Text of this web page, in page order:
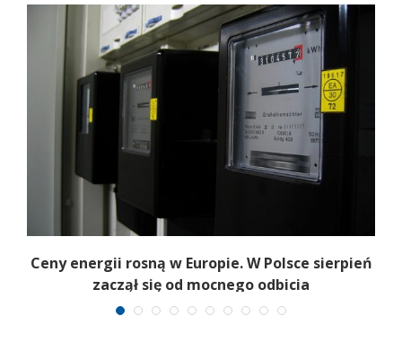
Ceny energii rosną w Europie. W Polsce sierpień
zaczął się od mocnego odbicia